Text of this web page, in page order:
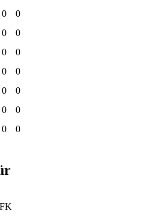
0
0
0
0
0
0
0
0
0
0
0
0
0
0